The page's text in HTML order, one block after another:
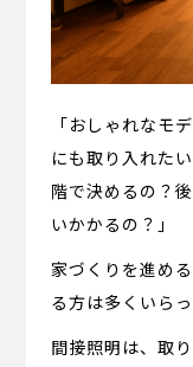
「おしゃれなモ
にも取り入れた
階で決めるの？
いかかるの？」
家づくりを進め
る方は多くいらっ
間接照明は、取